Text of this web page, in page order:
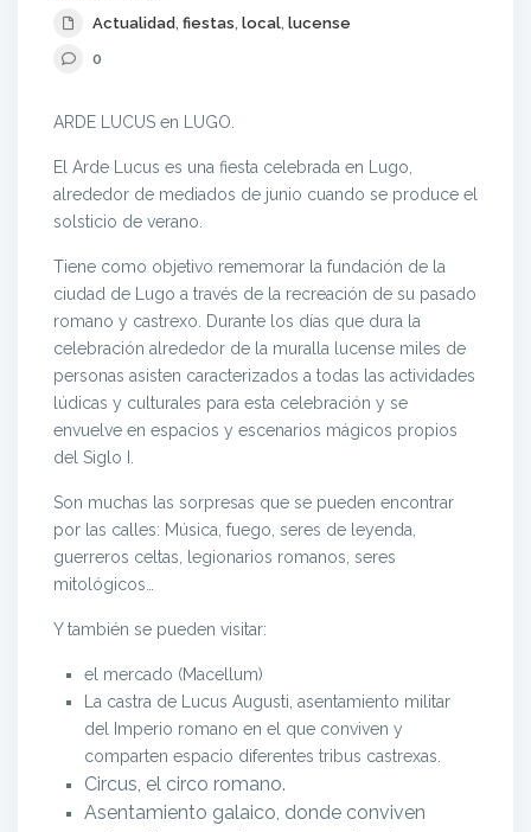
Actualidad, fiestas, local, lucense
0
ARDE LUCUS en LUGO.
El Arde Lucus es una fiesta celebrada en Lugo,
alrededor de mediados de junio cuando se produce el
solsticio de verano.
Tiene como objetivo rememorar la fundación de la
ciudad de Lugo a través de la recreación de su pasado
romano y castrexo. Durante los días que dura la
celebración alrededor de la muralla lucense miles de
personas asisten caracterizados a todas las actividades
lúdicas y culturales para esta celebración y se
envuelve en espacios y escenarios mágicos propios
del Siglo I.
Son muchas las sorpresas que se pueden encontrar
por las calles: Música, fuego, seres de leyenda,
guerreros celtas, legionarios romanos, seres
mitológicos…
Y también se pueden visitar:
el mercado (Macellum)
La castra de Lucus Augusti, asentamiento militar
del Imperio romano en el que conviven y
comparten espacio diferentes tribus castrexas.
Circus, el circo romano.
Asentamiento galaico, donde conviven